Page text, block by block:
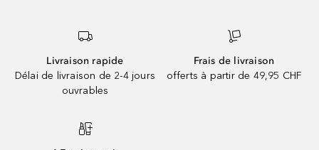
Livraison rapide
Délai de livraison de 2-4 jours
ouvrables
Frais de livraison
offerts à partir de 49,95 CHF